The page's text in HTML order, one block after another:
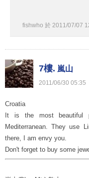
fishwho 於 2011/07/07
7樓. 嵐山
2011/06/30 05:35
Croatia
It is the most beautiful
Mediterranean. They use
there, I am envy you.
Don't forget to buy some